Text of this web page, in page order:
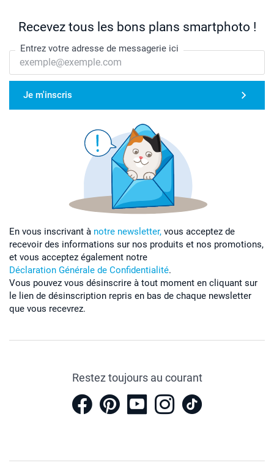
Recevez tous les bons plans smartphoto !
Entrez votre adresse de messagerie ici
Je m'inscris
En vous inscrivant à notre newsletter, vous acceptez de
recevoir des informations sur nos produits et nos promotions,
et vous acceptez également notre
Déclaration Générale de Confidentialité.
Vous pouvez vous désinscrire à tout moment en cliquant sur
le lien de désinscription repris en bas de chaque newsletter
que vous recevrez.
Restez toujours au courant